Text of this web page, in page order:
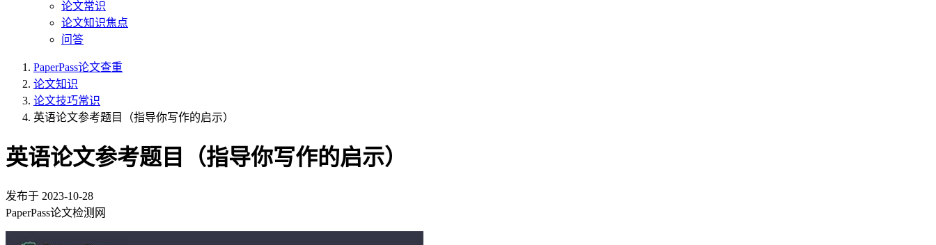
论文常识
论文知识焦点
问答
PaperPass论文查重
论文知识
论文技巧常识
英语论文参考题目（指导你写作的启示）
英语论文参考题目（指导你写作的启示）
发布于 2023-10-28
PaperPass论文检测网